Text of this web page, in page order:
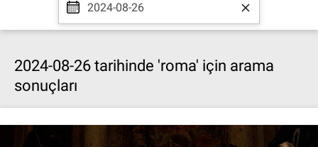
2024-08-26
2024-08-26 tarihinde 'roma' için arama
sonuçları